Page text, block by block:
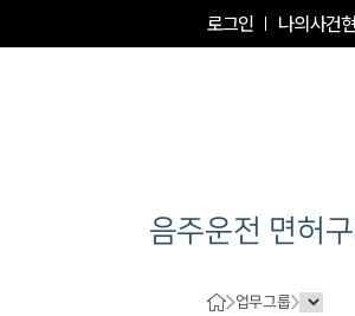
로그인 나의사건
음주운전 면허구
업무그룹